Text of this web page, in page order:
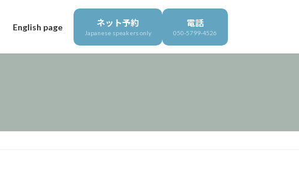
English page ネット予約
Japanese speakers only
電話
050-5799-4526